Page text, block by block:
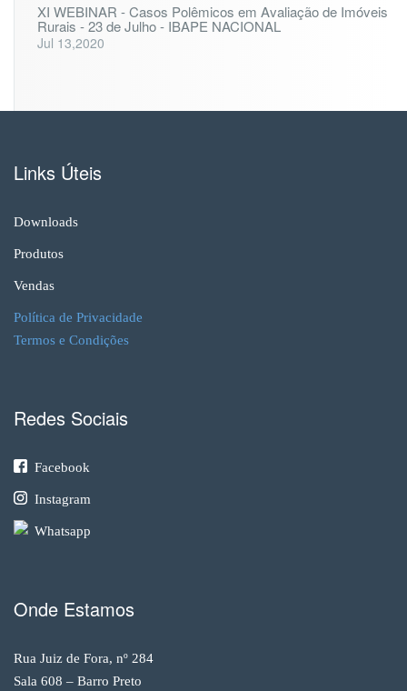
XI WEBINAR - Casos Polêmicos em Avaliação de Imóveis
Rurais - 23 de Julho - IBAPE NACIONAL
Jul 13,2020
Links Úteis
Downloads
Produtos
Vendas
Política de Privacidade
Termos e Condições
Redes Sociais
Facebook
Instagram
Whatsapp
Onde Estamos
Rua Juiz de Fora, nº 284
Sala 608 – Barro Preto